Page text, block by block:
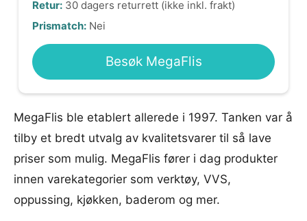
Retur: 30 dagers returrett (ikke inkl. frakt)
Prismatch: Nei
Besøk MegaFlis
MegaFlis ble etablert allerede i 1997. Tanken var å
tilby et bredt utvalg av kvalitetsvarer til så lave
priser som mulig. MegaFlis fører i dag produkter
innen varekategorier som verktøy, VVS,
oppussing, kjøkken, baderom og mer.